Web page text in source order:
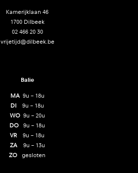
Kamerijklaan 46
1700 Dilbeek
02 466 20 30
vrijetijd@dilbeek.be
Balie
MA 9u – 18u
DI 9u – 18u
WO9u – 20u
DO 9u – 18u
VR 9u – 18u
ZA
9u – 13u
ZO gesloten